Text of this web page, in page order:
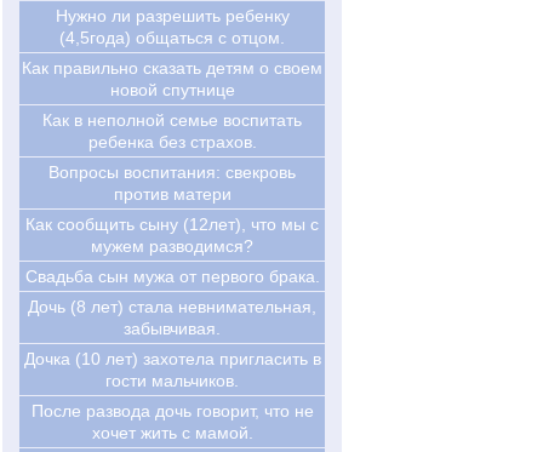
Нужно ли разрешить ребенку
(4,5года) общаться с отцом.
Как правильно сказать детям о своем
новой спутнице
Как в неполной семье воспитать
ребенка без страхов.
Вопросы воспитания: свекровь
против матери
Как сообщить сыну (12лет), что мы с
мужем разводимся?
Свадьба сын мужа от первого брака.
Дочь (8 лет) стала невнимательная,
забывчивая.
Дочка (10 лет) захотела пригласить в
гости мальчиков.
После развода дочь говорит, что не
хочет жить с мамой.